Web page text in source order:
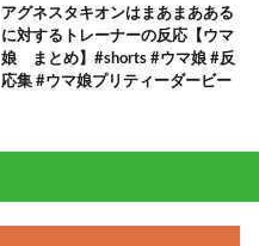
アグネスタキオンはまあまあある
に対するトレーナーの反応【ウマ
娘 まとめ】#shorts #ウマ娘 #反
応集 #ウマ娘プリティーダービー